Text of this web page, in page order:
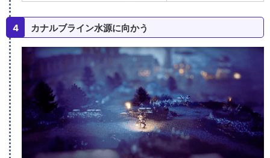
4 カナルブライン水源に向かう